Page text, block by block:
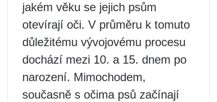
jakém věku se jejich psům
otevírají oči. V průměru k tomuto
důležitému vývojovému procesu
dochází mezi 10. a 15. dnem po
narození. Mimochodem,
současně s očima psů začínají